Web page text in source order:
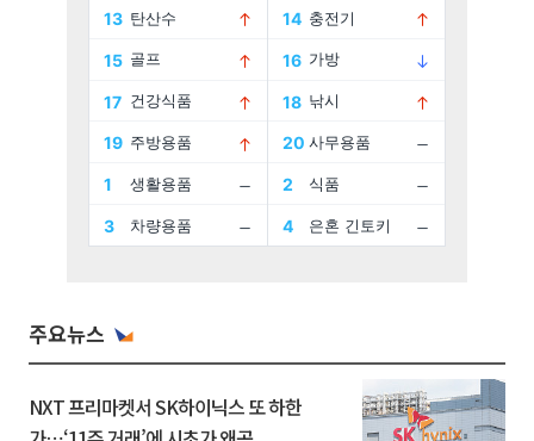
주요뉴스
NXT 프리마켓서 SK하이닉스 또 하한